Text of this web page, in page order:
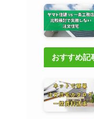
おすすめ記